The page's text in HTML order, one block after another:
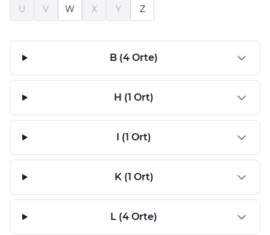
U V W X Y Z
B (4 Orte)
H (1 Ort)
I (1 Ort)
K (1 Ort)
L (4 Orte)